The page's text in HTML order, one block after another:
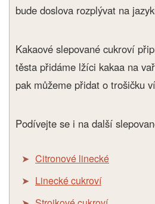
bude doslova rozplývat na
Kakaové slepované cukroví
těsta přidáme lžíci kakaa na
pak můžeme přidat o trošičku
Podívejte se i na další
Citronové linecké
Linecké cukroví